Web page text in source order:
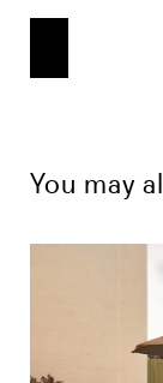
You may